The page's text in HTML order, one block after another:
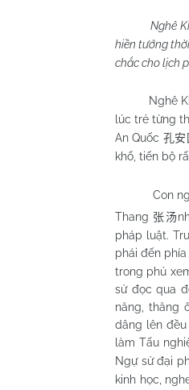
Nghê
hiền tướng
chắc cho lịch
Nghê
lúc trẻ từng
An Quốc 孔安
khổ, tiến bộ
Con
Thang 张汤
pháp luật.
phái đến
trong phủ
sử đọc qua
năng, thăng
dâng lên
làm Tấu
Ngự sử đại
kinh học,